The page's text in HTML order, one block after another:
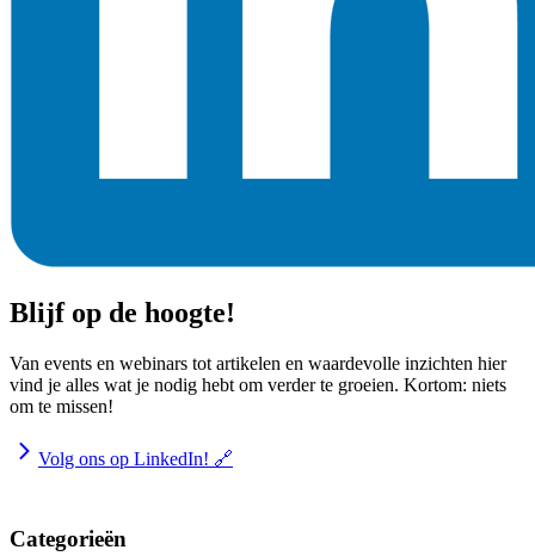
Blijf op de hoogte!
Van events en webinars tot artikelen en waardevolle inzichten hier
vind je alles wat je nodig hebt om verder te groeien. Kortom: niets
om te missen!
Volg ons op LinkedIn! 🔗
Categorieën